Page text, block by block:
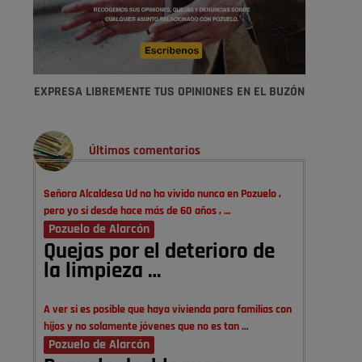
EXPRESA LIBREMENTE TUS OPINIONES EN EL BUZÓN
Últimos comentarios
Señora Alcaldesa Ud no ha vivido nunca en Pozuelo ,
pero yo si desde hace más de 60 años , …
Pozuelo de Alarcón
Quejas por el deterioro de
la limpieza …
A ver si es posible que haya vivienda para familias con
hijos y no solamente jóvenes que no es tan …
Pozuelo de Alarcón